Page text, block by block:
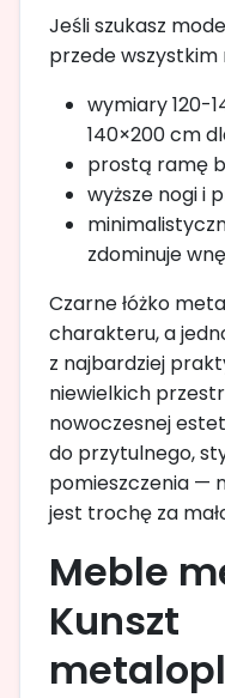
Jeśli szukasz
przede wszystkim
wymiary 120-
140×200 cm
prostą ramę
wyższe nogi i
zdominuje
Czarne łóżko
charakteru, a
z najbardziej
niewielkich
nowoczesnej
do przytulnego,
pomieszczenia —
jest trochę za
Meble
Kunszt